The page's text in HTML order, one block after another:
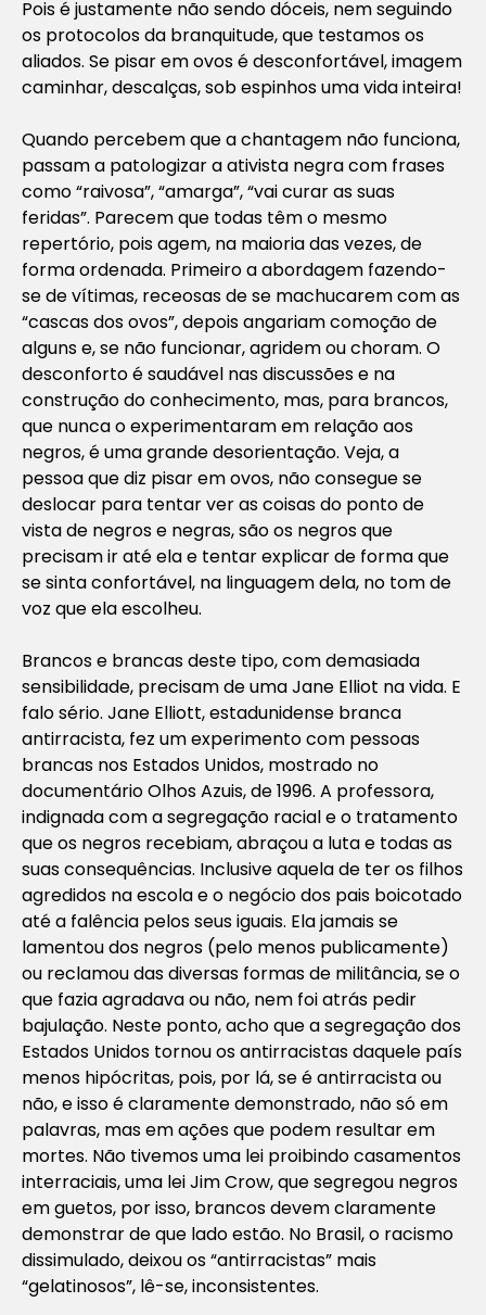
Pois é justamente não sendo dóceis, nem seguindo
os protocolos da branquitude, que testamos os
aliados. Se pisar em ovos é desconfortável, imagem
caminhar, descalças, sob espinhos uma vida inteira!
Quando percebem que a chantagem não funciona,
passam a patologizar a ativista negra com frases
como “raivosa”, “amarga”, “vai curar as suas
feridas”. Parecem que todas têm o mesmo
repertório, pois agem, na maioria das vezes, de
forma ordenada. Primeiro a abordagem fazendo-
se de vítimas, receosas de se machucarem com as
“cascas dos ovos”, depois angariam comoção de
alguns e, se não funcionar, agridem ou choram. O
desconforto é saudável nas discussões e na
construção do conhecimento, mas, para brancos,
que nunca o experimentaram em relação aos
negros, é uma grande desorientação. Veja, a
pessoa que diz pisar em ovos, não consegue se
deslocar para tentar ver as coisas do ponto de
vista de negros e negras, são os negros que
precisam ir até ela e tentar explicar de forma que
se sinta confortável, na linguagem dela, no tom de
voz que ela escolheu.
Brancos e brancas deste tipo, com demasiada
sensibilidade, precisam de uma Jane Elliot na vida. E
falo sério. Jane Elliott, estadunidense branca
antirracista, fez um experimento com pessoas
brancas nos Estados Unidos, mostrado no
documentário Olhos Azuis, de 1996. A professora,
indignada com a segregação racial e o tratamento
que os negros recebiam, abraçou a luta e todas as
suas consequências. Inclusive aquela de ter os filhos
agredidos na escola e o negócio dos pais boicotado
até a falência pelos seus iguais. Ela jamais se
lamentou dos negros (pelo menos publicamente)
ou reclamou das diversas formas de militância, se o
que fazia agradava ou não, nem foi atrás pedir
bajulação. Neste ponto, acho que a segregação dos
Estados Unidos tornou os antirracistas daquele país
menos hipócritas, pois, por lá, se é antirracista ou
não, e isso é claramente demonstrado, não só em
palavras, mas em ações que podem resultar em
mortes. Não tivemos uma lei proibindo casamentos
interraciais, uma lei Jim Crow, que segregou negros
em guetos, por isso, brancos devem claramente
demonstrar de que lado estão. No Brasil, o racismo
dissimulado, deixou os “antirracistas” mais
“gelatinosos”, lê-se, inconsistentes.